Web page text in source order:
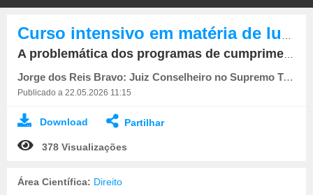
A problemática dos programas de cumprimento normativo e a responsabilidade penal das pessoas coletivas
Jorge dos Reis Bravo: Juiz Conselheiro no Supremo Tribunal de Justiça
Publicado a 22.05.2026 11:15
Download Partilhar
378 Visualizações
Área Científica: Direito